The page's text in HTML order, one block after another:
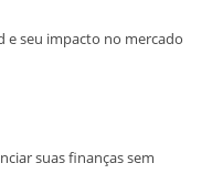
e seu impacto no mercado
suas finanças sem